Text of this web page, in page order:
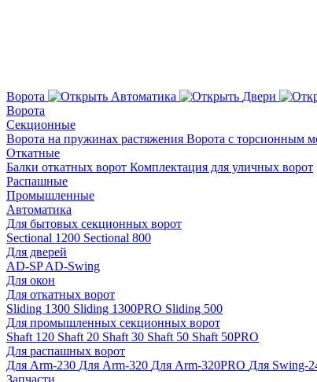
Ворота Автоматика Двери
Ворота
Секционные
Ворота на пружинах растяжения Ворота с торсионным
Откатные
Балки откатных ворот Комплектация для уличных ворот
Распашные
Промышленные
Автоматика
Для бытовых секционных ворот
Sectional 1200 Sectional 800
Для дверей
AD-SPAD-Swing
Для окон
Для откатных ворот
Sliding 1300 Sliding 1300PRO Sliding 500
Для промышленных секционных ворот
Shaft 120 Shaft 20 Shaft 30 Shaft 50 Shaft 50PRO
Для распашных ворот
Для Arm-230 Для Arm-320 Для Arm-320PRO Для Swing-
Запчасти